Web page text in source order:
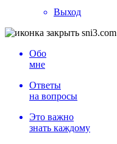
Выход
Обо
мне
Ответы
на вопросы
Это важно
знать каждому